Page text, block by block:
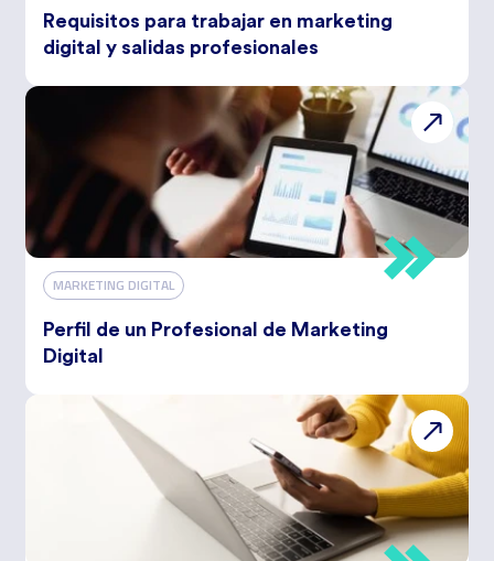
Requisitos para trabajar en marketing
digital y salidas profesionales
MARKETING DIGITAL
Perfil de un Profesional de Marketing
Digital